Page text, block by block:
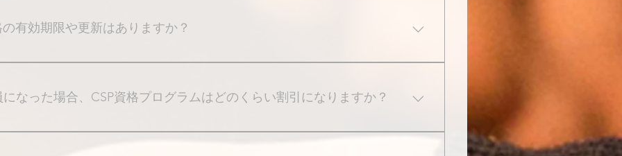
の有効期限や更新はありますか？
の有効期限はなく、資格取得後は更新の必要はございません。
なった場合、CSP資格プログラムはどのくらい割引になりますか？
資格プログラムの講習及び試験の価格表をご確認下さい。 ＊画